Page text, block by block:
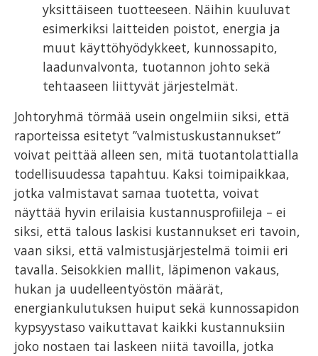
yksittäiseen tuotteeseen. Näihin kuuluvat
esimerkiksi laitteiden poistot, energia ja
muut käyttöhyödykkeet, kunnossapito,
laadunvalvonta, tuotannon johto sekä
tehtaaseen liittyvät järjestelmät.
Johtoryhmä törmää usein ongelmiin siksi, että
raporteissa esitetyt ”valmistuskustannukset”
voivat peittää alleen sen, mitä tuotantolattialla
todellisuudessa tapahtuu. Kaksi toimipaikkaa,
jotka valmistavat samaa tuotetta, voivat
näyttää hyvin erilaisia kustannusprofiileja – ei
siksi, että talous laskisi kustannukset eri tavoin,
vaan siksi, että valmistusjärjestelmä toimii eri
tavalla. Seisokkien mallit, läpimenon vakaus,
hukan ja uudelleentyöstön määrät,
energiankulutuksen huiput sekä kunnossapidon
kypsyystaso vaikuttavat kaikki kustannuksiin
joko nostaen tai laskeen niitä tavoilla, jotka